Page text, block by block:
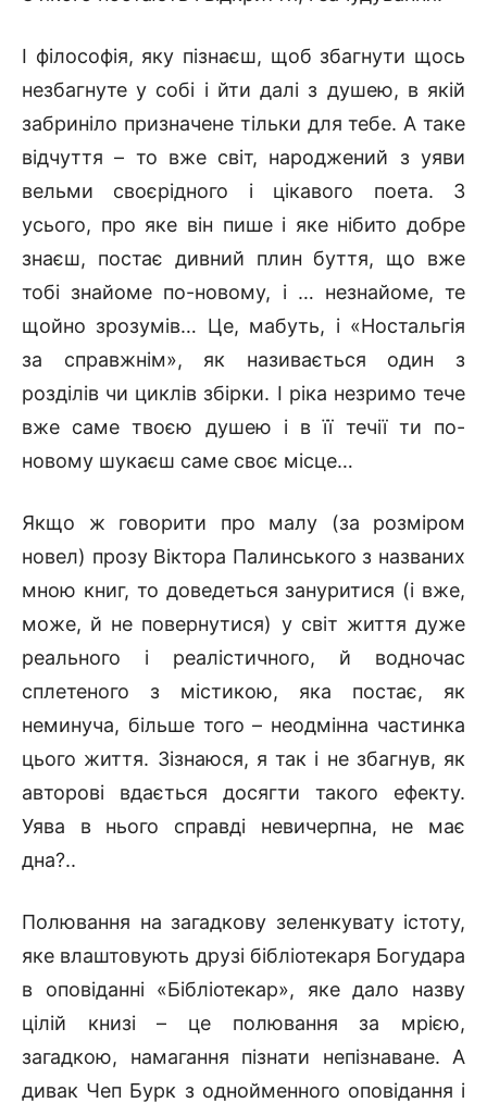
І філософія, яку пізнаєш, щоб збагнути щось
незбагнуте у собі і йти далі з душею, в якій
забриніло призначене тільки для тебе. А таке
відчуття – то вже світ, народжений з уяви
вельми своєрідного і цікавого поета. З
усього, про яке він пише і яке нібито добре
знаєш, постає дивний плин буття, що вже
тобі знайоме по-новому, і … незнайоме, те
щойно зрозумів… Це, мабуть, і «Ностальгія
за справжнім», як називається один з
розділів чи циклів збірки. І ріка незримо тече
вже саме твоєю душею і в її течії ти по-
новому шукаєш саме своє місце…
Якщо ж говорити про малу (за розміром
новел) прозу Віктора Палинського з названих
мною книг, то доведеться зануритися (і вже,
може, й не повернутися) у світ життя дуже
реального і реалістичного, й водночас
сплетеного з містикою, яка постає, як
неминуча, більше того – неодмінна частинка
цього життя. Зізнаюся, я так і не збагнув, як
авторові вдається досягти такого ефекту.
Уява в нього справді невичерпна, не має
дна?..
Полювання на загадкову зеленкувату істоту,
яке влаштовують друзі бібліотекаря Богудара
в оповіданні «Бібліотекар», яке дало назву
цілій книзі – це полювання за мрією,
загадкою, намагання пізнати непізнаване. А
дивак Чеп Бурк з однойменного оповідання і